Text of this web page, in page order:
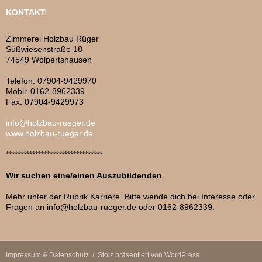
KONTAKT:
Zimmerei Holzbau Rüger
Süßwiesenstraße 18
74549 Wolpertshausen
Telefon: 07904-9429970
Mobil: 0162-8962339
Fax: 07904-9429973
info@holzbau-rueger.de
www.holzbau-rueger.de
*********************************
Wir suchen eine/einen Auszubildenden
Mehr unter der Rubrik Karriere. Bitte wende dich bei Interesse oder
Fragen an info@holzbau-rueger.de oder 0162-8962339.
Impressum & Datenschutz Stolz präsentiert von WordPress